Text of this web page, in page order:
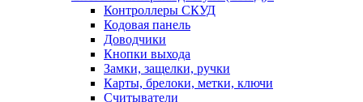
Контроллеры СКУД
Кодовая панель
Доводчики
Кнопки выхода
Замки, защелки, ручки
Карты, брелоки, метки, ключи
Считыватели